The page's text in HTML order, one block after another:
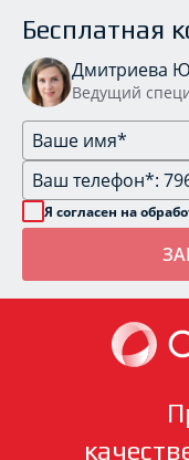
Бесплатная
Дмитриева
Ведущий
Я согласен на